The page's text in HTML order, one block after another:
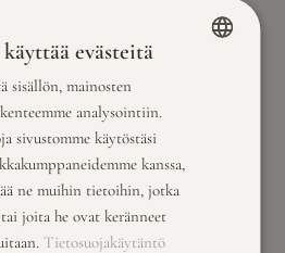
osallistujien mieltymykset ja
on jokaiselle jotakin. Tämä voi
yhdistämistä tai tilaa
ja joustavuus.
tarkkaan suunniteltu, on
ja muutoksille. Tämä
kaikki viihtyvät ja voivat
tavallaan.
evästeitä
sisällön, mainosten
analysointiin.
sivustomme käytöstäsi
kanssa,
ne muihin tietoihin, jotka
joita he ovat keränneet
Tietosuojakäytäntö